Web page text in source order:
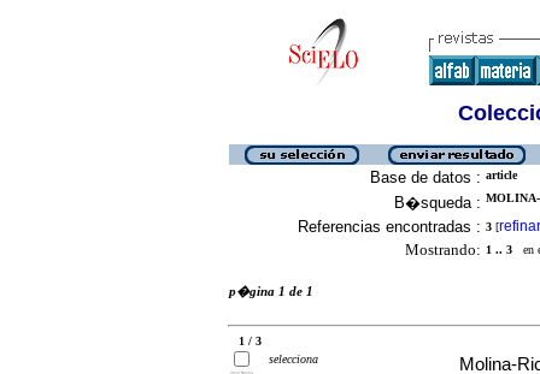
Base de datos : article
B�squeda :
Referencias encontradas : 3 [refinar
Mostrando: 1 .. 3 en
p�gina 1 de 1
1 / 3
selecciona
Molina-